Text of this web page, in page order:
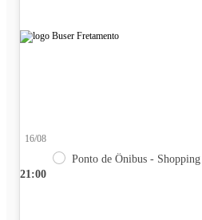
21:00
16/08
Ponto de Ônibus -